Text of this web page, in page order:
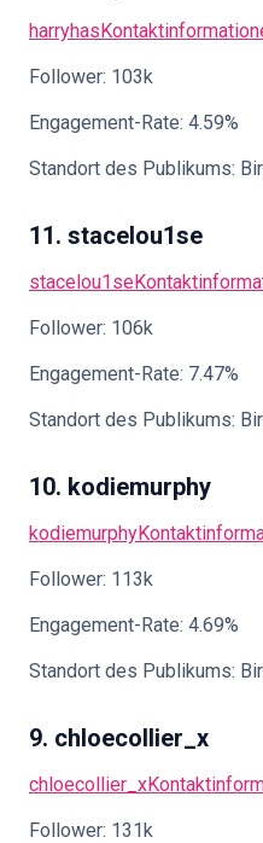
harryhas
Follower: 103k
Engagement-Rate: 4.59%
Standort des Publikums:
11. stacelou1se
stacelou1se
Follower: 106k
Engagement-Rate: 7.47%
Standort des Publikums:
10. kodiemurphy
kodiemurphy
Follower: 113k
Engagement-Rate: 4.69%
Standort des Publikums:
9. chloecollier_x
chloecollier_x
Follower: 131k